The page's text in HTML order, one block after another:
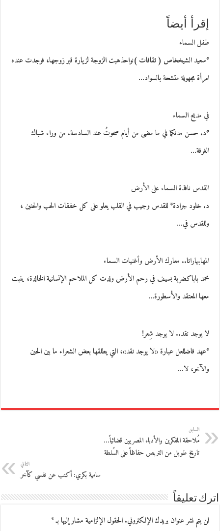
إقرأ أيضاً
طفل السماء
*سعيد الشيخخاص ( ثقافات )نواحذهبت الزوجة لزيارة قبر زوجها، فوجدت عنده
امرأة مجهولة متشحة بالسواد…
في مديح السماء
*د. حسن مدنكما في ما مضى من أيام صحوتُ عند السادسة. من وراء شباك
الغرفة…
القدس نافذة السماء على الأرض
د. خلود جرادة* للقدس وجيب في القلب يعلو على كل خفقات الحب والحنين ،
وللقدس في…
المهابهاراتا.. معارك الأرض وأغنيات السماء
محمد باباكضربة بسيف في رحم الأرض ولدت كل الملاحم الإنسانية الخالدة، ينبت
معها المعتقد والأسطورة…
لا يوجد نقد.. لا يوجد شِعر!
*عهد فاضللعل عبارة «لا يوجد نقد»، التي يطلقها بعض الشعراء ما بين الحين
والآخر، لا…
السابق
مُلاحقة المفكرين والأدباء المصريين قضائياً…
تاريخ طويل من التربص حفاظاً على السُلطة
التالي
سامية بكري: أكتب عن نفسي كآخر
اترك تعليقاً
لن يتم نشر عنوان بريدك الإلكتروني.الحقول الإلزامية مشار إليها بـ*